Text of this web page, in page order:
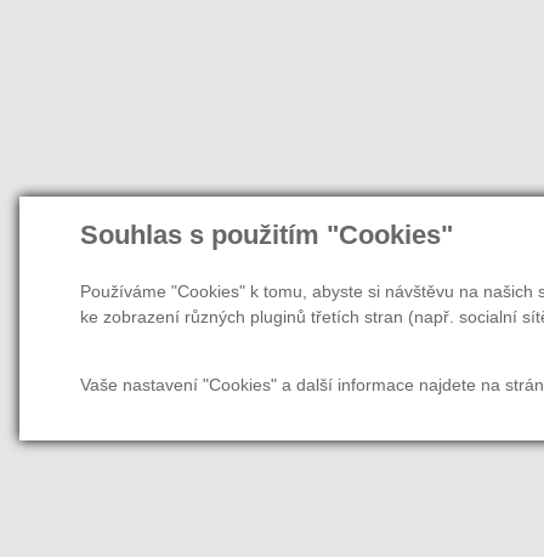
Souhlas s použitím "Cookies"
Používáme "Cookies" k tomu, abyste si návštěvu na
ke zobrazení různých pluginů třetích stran (např. socialní
Vaše nastavení "Cookies" a další informace najdete na